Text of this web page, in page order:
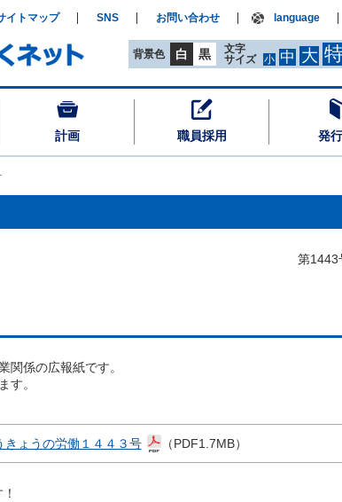
計画 職員採用 発
背景色 白 黒
文字
サイズ
小 中 大
イトマップ SNS お問い合わせ language
1443号 令和８年
京都産業労
関係の広報紙です。
す。
きょうの労働１４４３号 （PDF1.7MB）